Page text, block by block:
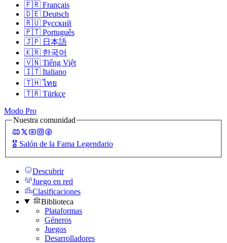
🇫🇷 Français
🇩🇪 Deutsch
🇷🇺 Русский
🇵🇹 Português
🇯🇵 日本語
🇰🇷 한국어
🇻🇳 Tiếng Việt
🇮🇹 Italiano
🇹🇭 ไทย
🇹🇷 Türkçe
Modo Pro
Nuestra comunidad
🎖️ Salón de la Fama Legendario
Descubrir
Juego en red
Clasificaciones
Biblioteca
Plataformas
Géneros
Juegos
Desarrolladores